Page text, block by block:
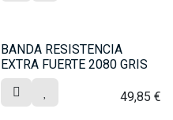
BANDA RESISTENCIA
EXTRA FUERTE 2080 GRIS
49,85 €